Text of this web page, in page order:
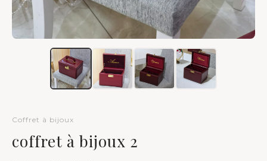
Coffret à bijoux
coffret à bijoux 2